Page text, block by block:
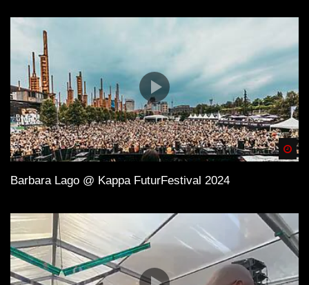
Barbara Lago @ Kappa FuturFestival 2024